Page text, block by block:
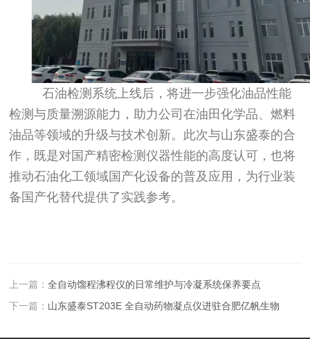
石油检测系统上线后，将进一步强化油品性能
检测与质量溯源能力，助力公司在油田化学品、燃料
油品等领域的升级与技术创新。此次与山东盛泰的合
作，既是对国产精密检测仪器性能的高度认可，也将
推动石油化工领域国产化设备的普及应用，为行业装
备国产化替代提供了实践参考。
上一篇：全自动馏程沸程仪的日常维护与冷凝系统保养要点
下一篇： 山东盛泰ST203E 全自动药物凝点仪进驻合肥亿帆生物